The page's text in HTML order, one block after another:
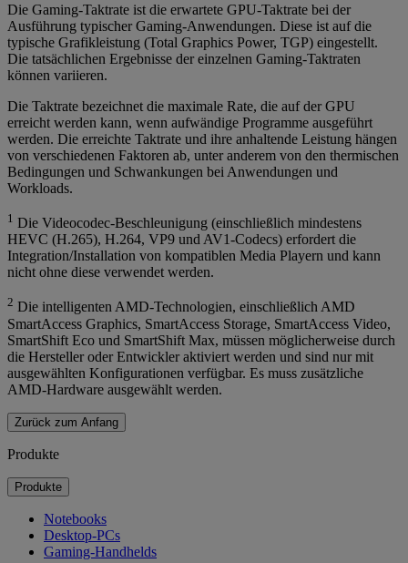
Die Gaming-Taktrate ist die erwartete GPU-Taktrate bei der
Ausführung typischer Gaming-Anwendungen. Diese ist auf die
typische Grafikleistung (Total Graphics Power, TGP) eingestellt.
Die tatsächlichen Ergebnisse der einzelnen Gaming-Taktraten
können variieren.
Die Taktrate bezeichnet die maximale Rate, die auf der GPU
erreicht werden kann, wenn aufwändige Programme ausgeführt
werden. Die erreichte Taktrate und ihre anhaltende Leistung hängen
von verschiedenen Faktoren ab, unter anderem von den thermischen
Bedingungen und Schwankungen bei Anwendungen und
Workloads.
1 Die Videocodec-Beschleunigung (einschließlich mindestens
HEVC (H.265), H.264, VP9 und AV1-Codecs) erfordert die
Integration/Installation von kompatiblen Media Playern und kann
nicht ohne diese verwendet werden.
2 Die intelligenten AMD-Technologien, einschließlich AMD
SmartAccess Graphics, SmartAccess Storage, SmartAccess Video,
SmartShift Eco und SmartShift Max, müssen möglicherweise durch
die Hersteller oder Entwickler aktiviert werden und sind nur mit
ausgewählten Konfigurationen verfügbar. Es muss zusätzliche
AMD-Hardware ausgewählt werden.
Zurück zum Anfang
Produkte
Produkte
Notebooks
Desktop-PCs
Gaming-Handhelds